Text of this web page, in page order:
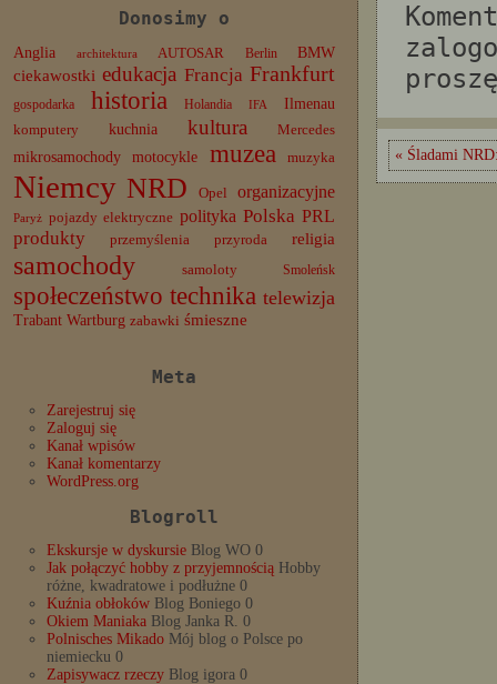
Donosimy o
Anglia architektura AUTOSAR Berlin BMW
ciekawostki edukacja Francja Frankfurt
gospodarka historia Holandia IFA
Ilmenau
komputery
kuchnia kultura Mercedes
mikrosamochody motocykle muzea muzyka
Niemcy NRD Opel organizacyjne
Paryż pojazdy elektryczne polityka Polska PRL
produkty
przemyślenia przyroda religia
samochody samoloty Smoleńsk
społeczeństwo technika telewizja
Trabant Wartburg zabawki śmieszne
Meta
Zarejestruj się
Zaloguj się
Kanał wpisów
Kanał komentarzy
WordPress.org
Blogroll
Ekskursje w dyskursie Blog WO 0
Jak połączyć hobby z przyjemnością Hobby
różne, kwadratowe i podłużne 0
Kuźnia obłoków Blog Boniego 0
Okiem Maniaka Blog Janka R. 0
Polnisches Mikado Mój blog o Polsce po
niemiecku 0
Zapisywacz rzeczy Blog igora 0
« Śladami